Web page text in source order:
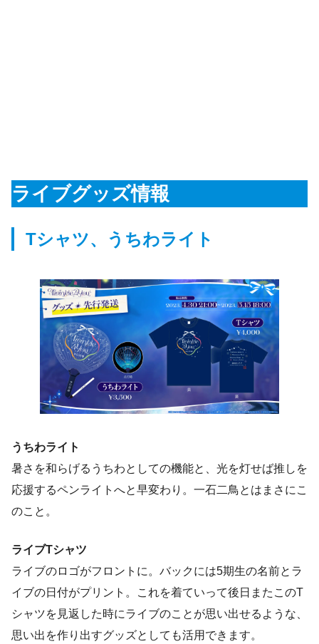
ライブグッズ情報
Tシャツ、うちわライト
うちわライト
暑さを和らげるうちわとしての機能と、光を灯せば推しを
応援するペンライトへと早変わり。一石二鳥とはまさにこ
のこと。
ライブTシャツ
ライブのロゴがフロントに。バックには5期生の名前とラ
イブの日付がプリント。これを着ていって後日またこのT
シャツを見返した時にライブのことが思い出せるような、
思い出を作り出すグッズとしても活用できます。